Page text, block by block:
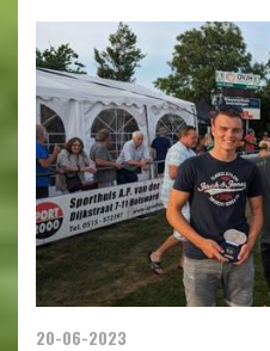
20-06-2023